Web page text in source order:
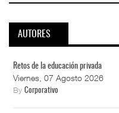
AUTORES
Retos de la educación privada
Viernes, 07 Agosto 2026
By Corporativo